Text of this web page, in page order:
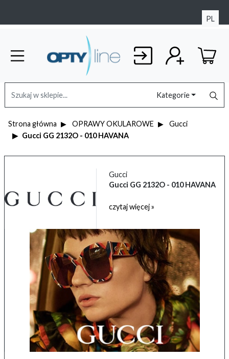
PL
Kategorie
Strona główna OPRAWY OKULAROWE
Gucci
Gucci GG 2132O - 010 HAVANA
Gucci
Gucci GG 2132O - 010 HAVANA
czytaj więcej »